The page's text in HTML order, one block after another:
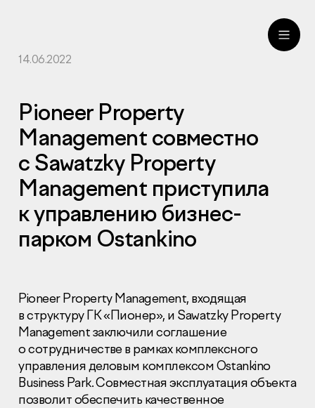
14.06.2022
Pioneer Property
Management совместно
с Sawatzky Property
Management приступила
к управлению бизнес-
парком Ostankino
Pioneer Property Management, входящая
в структуру ГК «Пионер», и Sawatzky Property
Management заключили соглашение
о сотрудничестве в рамках комплексного
управления деловым комплексом Ostankino
Business Park. Совместная эксплуатация объекта
позволит обеспечить качественное